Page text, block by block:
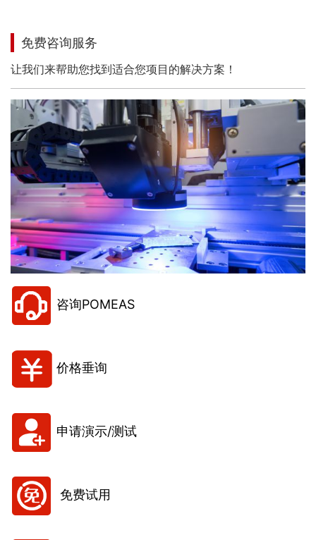
免费咨询服务
让我们来帮助您找到适合您项目的解决方案！
咨询POMEAS
价格垂询
申请演示/测试
免费试用